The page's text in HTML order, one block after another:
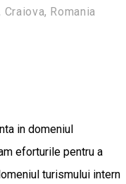
Romania
in domeniul
eforturile pentru a
turismului intern